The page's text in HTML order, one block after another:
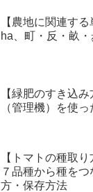
【農地に関連す
ha、町・反・畝
【緑肥のすき込
（管理機）を使
【トマトの種取
７品種から種を
方・保存方法